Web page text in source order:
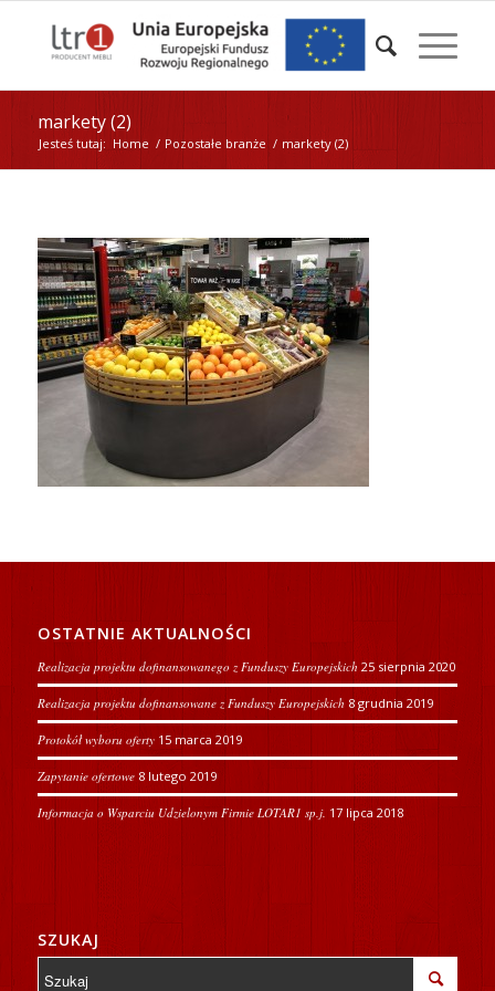
markety (2)
Jesteś tutaj: Home / Pozostałe branże / markety (2)
OSTATNIE AKTUALNOŚCI
Realizacja projektu dofinansowanego z Funduszy Europejskich 25 sierpnia 2020
Realizacja projektu dofinansowane z Funduszy Europejskich 8 grudnia 2019
Protokół wyboru oferty 15 marca 2019
Zapytanie ofertowe 8 lutego 2019
Informacja o Wsparciu Udzielonym Firmie LOTAR1 sp.j. 17 lipca 2018
SZUKAJ